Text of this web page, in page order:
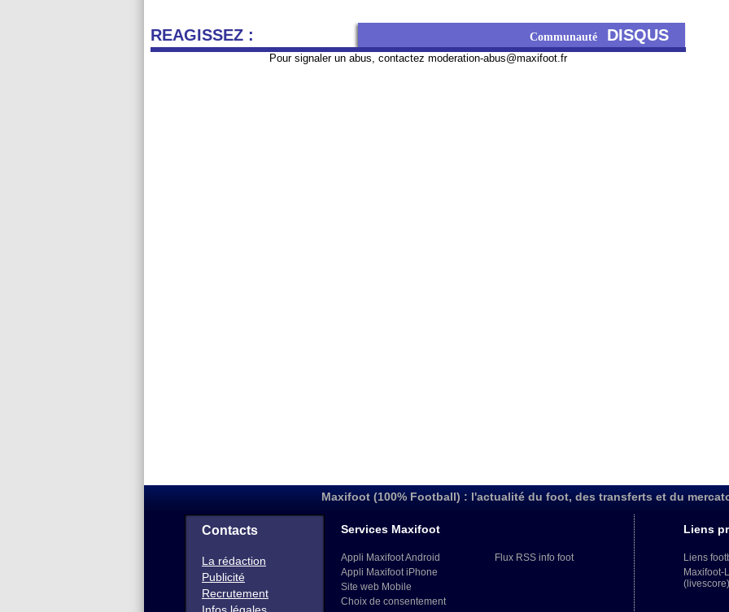
REAGISSEZ : Communauté DISQUS
Pour signaler un abus, contactez moderation-abus@maxifoot.fr
Maxifoot (100% Football) : l'actualité du foot, des transferts et du
Contacts
La rédaction
Publicité
Recrutement
Services Maxifoot
Appli Maxifoot Android
Appli Maxifoot iPhone
Site web Mobile
Choix de consentement
Flux RSS info foot
Liens
Liens
Maxifoot-
(livescore)